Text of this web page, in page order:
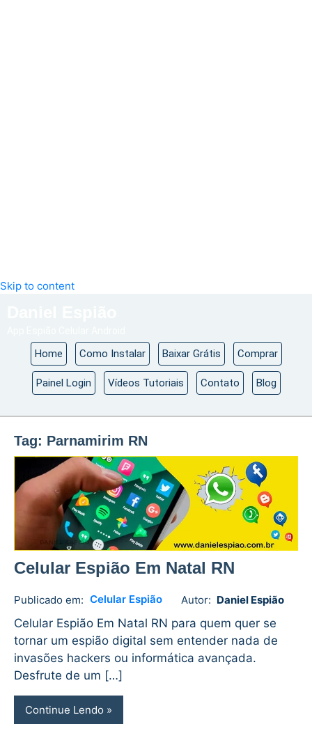
Skip to content
Home Como Instalar Baixar Grátis Comprar
Painel Login Vídeos Tutoriais Contato Blog
Tag: Parnamirim RN
Celular Espião Em Natal RN
Publicado em: Celular Espião Autor: Daniel Espião
Daniel
Espião
No
comments
Celular Espião Em Natal RN para quem quer se
tornar um espião digital sem entender nada de
invasões hackers ou informática avançada.
Desfrute de um […]
Continue Lendo